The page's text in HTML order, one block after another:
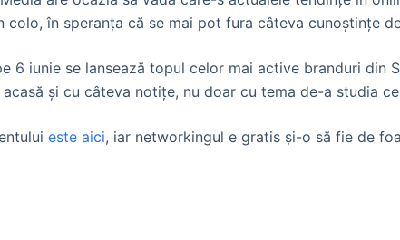
în speranţa că se mai pot fura câteva cunoştinţe
6 iunie se lansează topul celor mai active branduri din
şi cu câteva notiţe, nu doar cu tema de-a studia
este aici, iar networkingul e gratis şi-o să fie de